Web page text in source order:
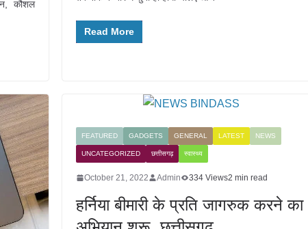
कौशल
Read More
FEATURED GADGETS GENERAL LATEST NEWS
UNCATEGORIZED छत्तीसगढ़ स्वास्थ्य
October 21, 2022 Admin 334 Views2 min read
हर्निया बीमारी के प्रति जागरुक करने का